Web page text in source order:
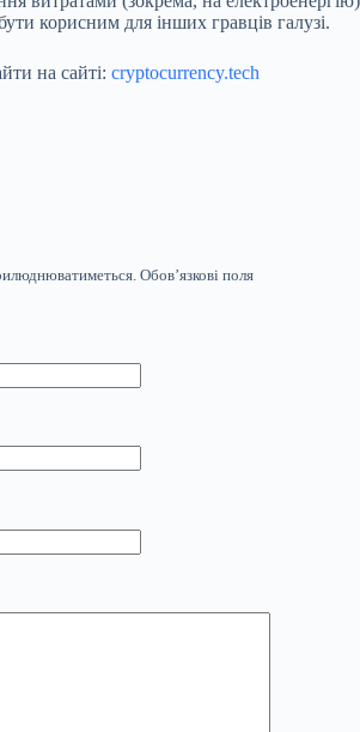
корисним для інших гравців галузі.
на сайті: cryptocurrency.tech
Обов’язкові поля